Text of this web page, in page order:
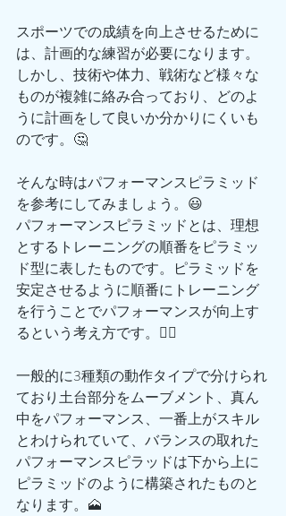
スポーツでの成績を向上させるために
は、計画的な練習が必要になります。
しかし、技術や体力、戦術など様々な
ものが複雑に絡み合っており、どのよ
うに計画をして良いか分かりにくいも
のです。🤔
そんな時はパフォーマンスピラミッド
を参考にしてみましょう。😃
パフォーマンスピラミッドとは、理想
とするトレーニングの順番をピラミッ
ド型に表したものです。ピラミッドを
安定させるように順番にトレーニング
を行うことでパフォーマンスが向上す
るという考え方です。🏋️‍♀️
一般的に3種類の動作タイプで分けられ
ており土台部分をムーブメント、真ん
中をパフォーマンス、一番上がスキル
とわけられていて、バランスの取れた
パフォーマンスピラッドは下から上に
ピラミッドのように構築されたものと
なります。🗻